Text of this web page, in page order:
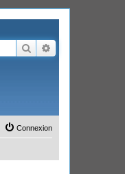
Rechercher
Connexion